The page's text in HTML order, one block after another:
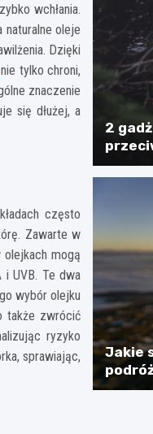
wchłania.
oleje
Dzięki
nie tylko chroni,
znaczenie
się dłużej, a
często
Zawarte w
olejkach mogą
i UVB. Te dwa
wybór olejku
także zwrócić
ryzyko
sprawiając,
2
Jakie